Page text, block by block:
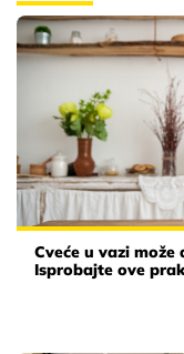
Cveće u vazi može
Isprobajte ove